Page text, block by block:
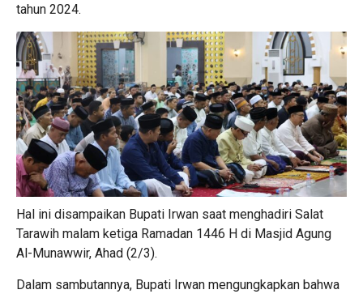
tahun 2024.
Hal ini disampaikan Bupati Irwan saat menghadiri Salat
Tarawih malam ketiga Ramadan 1446 H di Masjid Agung
Al-Munawwir, Ahad (2/3).
Dalam sambutannya, Bupati Irwan mengungkapkan bahwa